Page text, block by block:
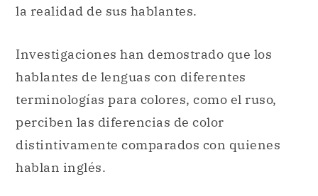
la realidad de sus hablantes.
Investigaciones han demostrado que los
hablantes de lenguas con diferentes
terminologías para colores, como el ruso,
perciben las diferencias de color
distintivamente comparados con quienes
hablan inglés.